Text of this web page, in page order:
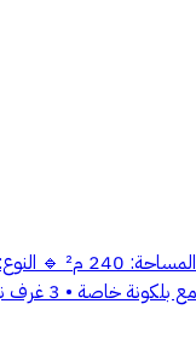
✨ فيلا دبلكس
غرفة خادمة